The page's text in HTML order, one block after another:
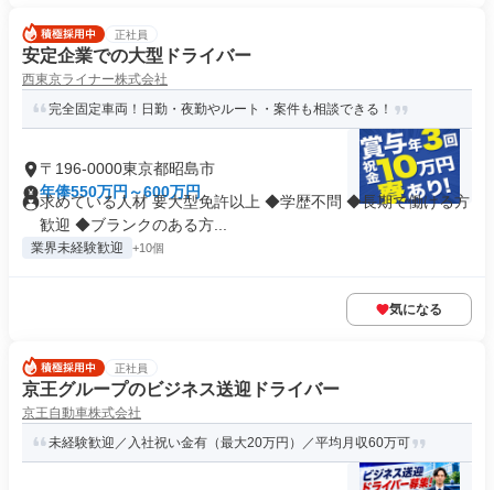
正社員
安定企業での大型ドライバー
西東京ライナー株式会社
完全固定車両！日勤・夜勤やルート・案件も相談できる！
〒196-0000東京都昭島市
年俸550万円～600万円
求めている人材 要大型免許以上 ◆学歴不問 ◆長期で働ける方
歓迎 ◆ブランクのある方...
業界未経験歓迎 +10個
気になる
正社員
京王グループのビジネス送迎ドライバー
京王自動車株式会社
未経験歓迎／入社祝い金有（最大20万円）／平均月収60万可